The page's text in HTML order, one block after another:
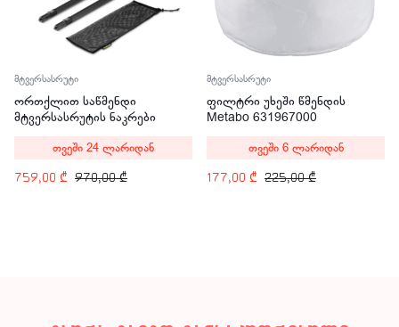
მტვერსასრუტი
ორთქლით საწმენდი
მტვერსასრუტის ნაკრები
970,00₾
759,00 ₾
თვეში 24 ლარიდან
მტვერსასრუტი
ფილტრი უხეში წმენდის
Metabo 631967000
225,00₾
177,00 ₾
თვეში 6 ლარიდან